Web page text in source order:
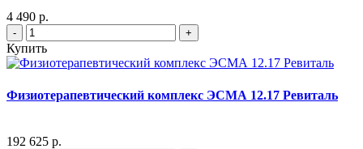
4 490 р.
- +
Купить
Физиотерапевтический комплекс ЭСМА 12.17 Ревиталь
192 625 р.